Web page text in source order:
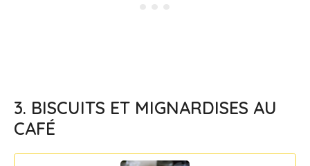
3. BISCUITS ET MIGNARDISES AU
CAFÉ